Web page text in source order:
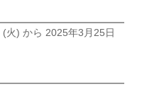
(火) から 2025年3月25日